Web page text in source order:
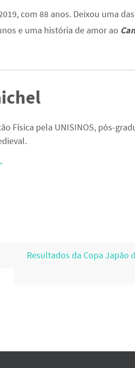
com 88 anos. Deixou uma
e uma história de amor ao
Física pela UNISINOS, pós-
Resultados da Copa Japão